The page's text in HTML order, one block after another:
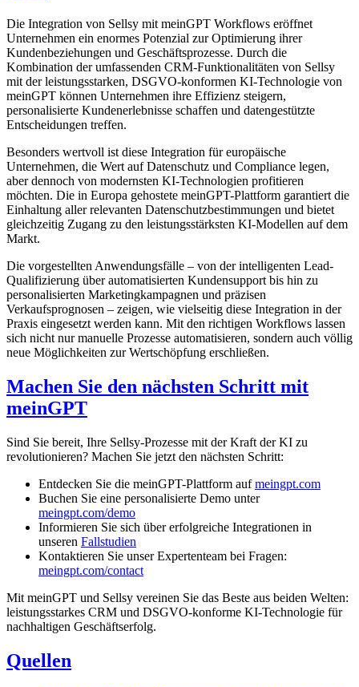
Die Integration von Sellsy mit meinGPT Workflows eröffnet
Unternehmen ein enormes Potenzial zur Optimierung ihrer
Kundenbeziehungen und Geschäftsprozesse. Durch die
Kombination der umfassenden CRM-Funktionalitäten von Sellsy
mit der leistungsstarken, DSGVO-konformen KI-Technologie von
meinGPT können Unternehmen ihre Effizienz steigern,
personalisierte Kundenerlebnisse schaffen und datengestützte
Entscheidungen treffen.
Besonders wertvoll ist diese Integration für europäische
Unternehmen, die Wert auf Datenschutz und Compliance legen,
aber dennoch von modernsten KI-Technologien profitieren
möchten. Die in Europa gehostete meinGPT-Plattform garantiert die
Einhaltung aller relevanten Datenschutzbestimmungen und bietet
gleichzeitig Zugang zu den leistungsstärksten KI-Modellen auf dem
Markt.
Die vorgestellten Anwendungsfälle – von der intelligenten Lead-
Qualifizierung über automatisierten Kundensupport bis hin zu
personalisierten Marketingkampagnen und präzisen
Verkaufsprognosen – zeigen, wie vielseitig diese Integration in der
Praxis eingesetzt werden kann. Mit den richtigen Workflows lassen
sich nicht nur manuelle Prozesse automatisieren, sondern auch völlig
neue Möglichkeiten zur Wertschöpfung erschließen.
Machen Sie den nächsten Schritt mit
meinGPT
Sind Sie bereit, Ihre Sellsy-Prozesse mit der Kraft der KI zu
revolutionieren? Machen Sie jetzt den nächsten Schritt:
Entdecken Sie die meinGPT-Plattform aufmeingpt.com
Buchen Sie eine personalisierte Demo unter
meingpt.com/demo
Informieren Sie sich über erfolgreiche Integrationen in
unseren Fallstudien
Kontaktieren Sie unser Expertenteam bei Fragen:
meingpt.com/contact
Mit meinGPT und Sellsy vereinen Sie das Beste aus beiden Welten:
leistungsstarkes CRM und DSGVO-konforme KI-Technologie für
nachhaltigen Geschäftserfolg.
Quellen